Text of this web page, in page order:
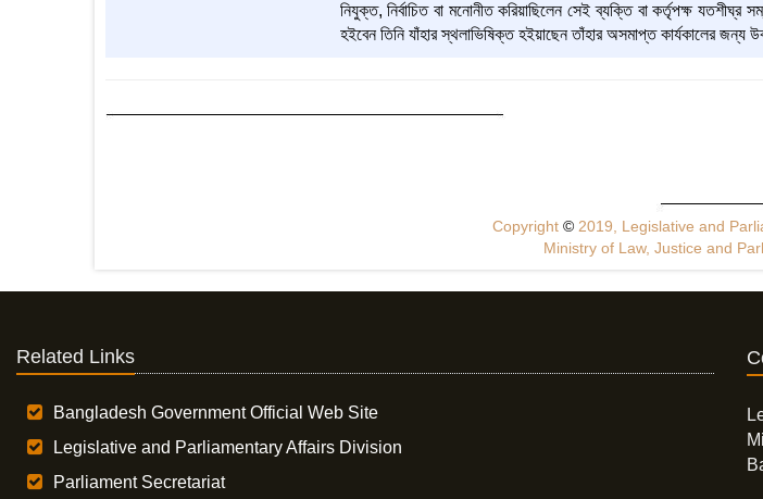
নিযুক্ত, নির্বাচিত বা মনোনীত করিয়াছিলেন সেই ব্যক্তি বা কর্তৃপক্ষ
হইবেন তিনি যাঁহার স্থলাভিষিক্ত হইয়াছেন তাঁহার অসমাপ্ত কার্যকালের জন্য
Copyright© 2019, Legislative and
Ministry of Law, Justice and
Related Links
Bangladesh Government Official Web Site
Legislative and Parliamentary Affairs Division
Parliament Secretariat